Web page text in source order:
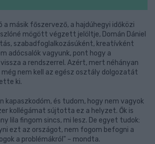
a másik főszervező, a hajdúhegyi időközi
mögött végzett jelöltje, Domán Dániel
szabadfoglalkozásúként, kreatívként
adócsalók vagyunk, pont hogy a
a rendszerrel. Azért, mert néhányan
még nem kell az egész osztály dolgozatát
ki.
kapaszkodóm, és tudom, hogy nem vagyok
kollégámat sújtotta ez a helyzet. Ők is
lila fingom sincs, mi lesz. De egyet tudok:
ezt az országot, nem fogom befogni a
a problémákról" – mondta.